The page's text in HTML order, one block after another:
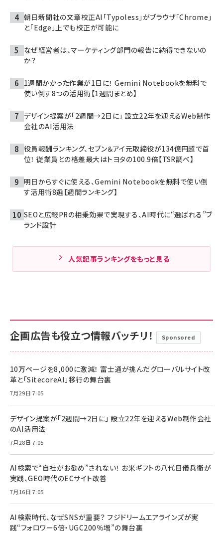
朝日新聞社の文章校正AI「Typoless」がブラウザ「Chrome」
と「Edge」上でも校正が可能に
なぜ経営者は、マーケティング部門の報告に納得できないの
か？
1週間かかった作業が1日に！ Gemini Notebookを無料で
使い倒す8つの活用術【1週間まとめ】
デザイン提案が「2週間→2日に」 設立22年を迎えるWeb制作
会社のAI活用法
役員報酬ランキング、セブン＆アイ元取締役が134億円超で首
位！ 従業員との格差最大はトヨタの100.9倍【TSR調べ】
明日からすぐに使える、Gemini Notebookを無料で使い倒
す活用術8選【週間ランキング】
SEOと広報PRの相乗効果で実現する、AI時代に“選ばれる”ブ
ランド設計
人気記事ランキングをもっと見る
企画広告も役立つ情報バッチリ！ Sponsored
10万ページを8,000に激減！ 富士通が挑んだグローバルサイト改
革と「SitecoreAI」移行の舞台裏
7月29日 7:05
デザイン提案が「2週間→2日に」 設立22年を迎えるWeb制作会社
のAI活用法
7月28日 7:05
AI検索で“自社がお勧め”されない！ お米ギフトの八代目儀兵衛が
実践、GEO時代のECサイト改善
7月16日 7:05
AI検索時代、なぜSNSが重要？ フジドリームエアラインズが実
践“フォロワー6倍・UGC200％増”の舞台裏